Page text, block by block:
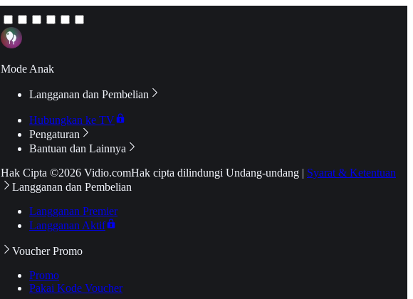
Mode Anak
Langganan dan Pembelian
Hubungkan ke TV
Pengaturan
Bantuan dan Lainnya
Hak Cipta ©2026 Vidio.comHak cipta dilindungi Undang-undang | Syarat & Ketentuan
Langganan dan Pembelian
Langganan Premier
Langganan Aktif
Voucher Promo
Promo
Pakai Kode Voucher